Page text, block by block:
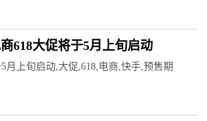
618大促将于5月上旬启动
月上旬启动,大促,618,电商,快手,预售期